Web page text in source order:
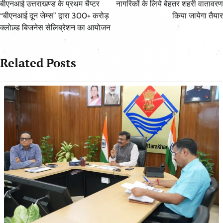
बीएनआई उत्तराखण्ड के प्रथम चैप्टर
“बीएनआई दून जेम्स” द्वारा 300+ करोड़
क्लोज़्ड बिजनेस सेलिब्रेशन का आयोजन
नागरिकों के लिये बेहतर शहरी वातावरण
किया जायेगा तैयार
Related Posts